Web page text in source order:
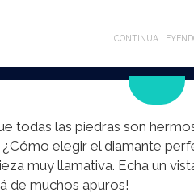
todas las piedras son
¿Cómo elegir el diamante
muy llamativa. Echa un
de muchos apuros!